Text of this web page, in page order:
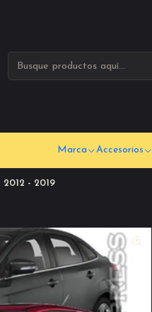
Marca Accesorios
- 2019